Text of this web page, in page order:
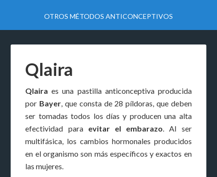
OTROS MÉTODOS ANTICONCEPTIVOS
Qlaira
Qlairaes una pastilla anticonceptiva producida
por Bayer, que consta de 28 píldoras, que deben
ser tomadas todos los días y producen una alta
efectividad para evitar el embarazo. Al ser
multifásica, los cambios hormonales producidos
en el organismo son más específicos y exactos en
las mujeres.